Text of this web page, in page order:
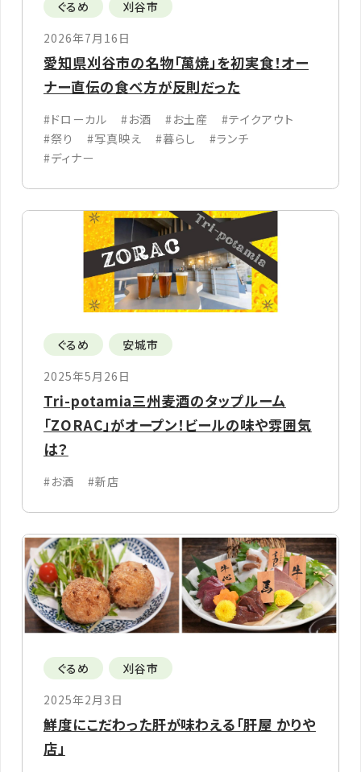
ぐるめ
刈谷市
2026年7月16日
愛知県刈谷市の名物「萬焼」を初実食！オー
ナー直伝の食べ方が反則だった
#ドローカル #お酒 #お土産
#テイクアウト
#祭り
#写真映え #暮らし
#ランチ
#ディナー
ぐるめ
安城市
2025年5月26日
Tri-potamia三州麦酒のタップルーム
「ZORAC」がオープン！ビールの味や雰囲気
は？
#お酒 #新店
ぐるめ
刈谷市
2025年2月3日
鮮度にこだわった肝が味わえる「肝屋 かりや
店」